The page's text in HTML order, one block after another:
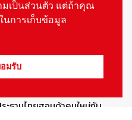
Privilege” สิทธิพิเศษสำหรับ
ธานไทยฮอนด้าคนใหม่กับ
มเป็นส่วนตัว แต่ถ้าคุณ
นการเก็บข้อมูล
มรับ